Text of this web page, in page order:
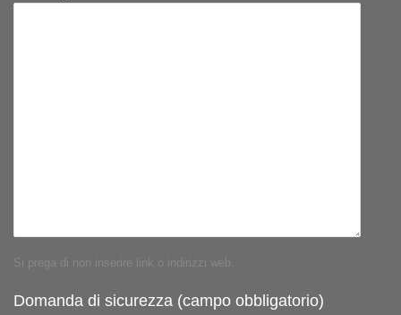
Si prega di non inserire link o indirizzi web.
Domanda di sicurezza (campo obbligatorio)